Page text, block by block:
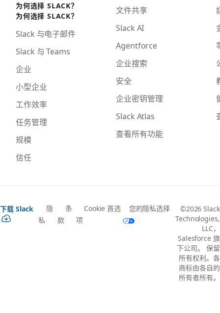
为何选择 SLACK？
为何选择 SLACK？
Slack 与电子邮件
Slack 与 Teams
企业
小型企业
工作效率
任务管理
规模
信任
文件共享
Slack AI
Agentforce
企业搜索
安全
企业密钥管理
Slack Atlas
查看所有功能
下载 Slack
隐
私
条
款
Cookie 首选
项
您的隐私选择
©2026 Slack
Technologies,
LLC，
Salesforce 旗
下公司。 保留
所有权利。各
商标由各自的
所有者所有。